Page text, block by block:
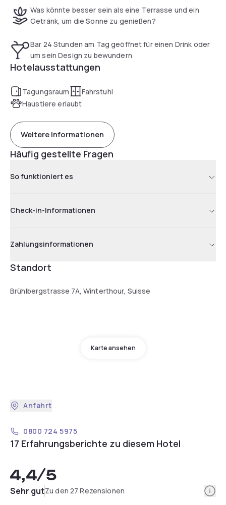
Was könnte besser sein als eine Terrasse und ein
Getränk, um die Sonne zu genießen?
Bar 24 Stunden am Tag geöffnet für einen Drink oder
um sein Design zu bewundern
Hotelausstattungen
Tagungsraum
Fahrstuhl
Haustiere erlaubt
Weitere Informationen
Häufig gestellte Fragen
So funktioniert es
Check-in-Informationen
Zahlungsinformationen
Standort
Brühlbergstrasse 7A, Winterthour, Suisse
Karte ansehen
Anfahrt
0800 724 5975
17 Erfahrungsberichte zu diesem Hotel
4,4/5
Sehr gutZu den 27 Rezensionen